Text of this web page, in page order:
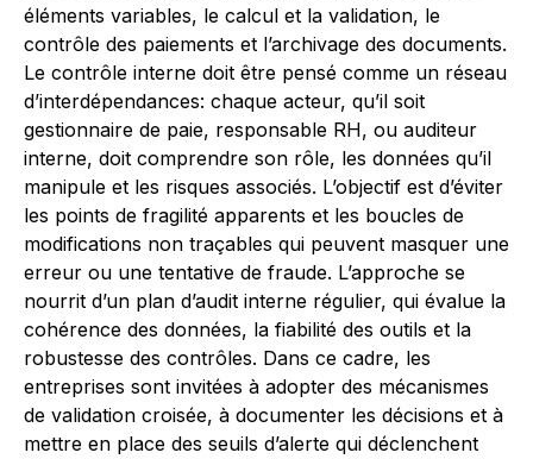
éléments variables, le calcul et la validation, le
contrôle des paiements et l’archivage des documents.
Le contrôle interne doit être pensé comme un réseau
d’interdépendances: chaque acteur, qu’il soit
gestionnaire de paie, responsable RH, ou auditeur
interne, doit comprendre son rôle, les données qu’il
manipule et les risques associés. L’objectif est d’éviter
les points de fragilité apparents et les boucles de
modifications non traçables qui peuvent masquer une
erreur ou une tentative de fraude. L’approche se
nourrit d’un plan d’audit interne régulier, qui évalue la
cohérence des données, la fiabilité des outils et la
robustesse des contrôles. Dans ce cadre, les
entreprises sont invitées à adopter des mécanismes
de validation croisée, à documenter les décisions et à
mettre en place des seuils d’alerte qui déclenchent